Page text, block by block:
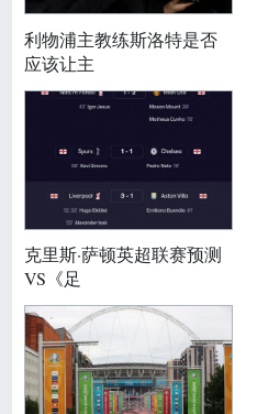
利物浦主教练斯洛特是否
应该让主
克里斯·萨顿英超联赛预测
VS《足